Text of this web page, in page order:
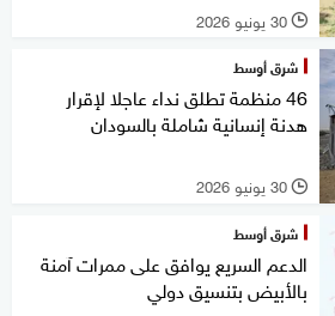
l 30 يونيو 2026
شرق أوسط
46 منظمة تطلق نداء عاجلا لإقرار
هدنة إنسانية شاملة بالسودان
l 30 يونيو 2026
شرق أوسط
الدعم السريع يوافق على ممرات آمنة
بالأبيض بتنسيق دولي